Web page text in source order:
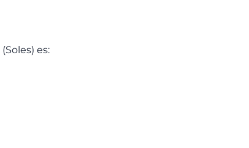
(Soles) es: